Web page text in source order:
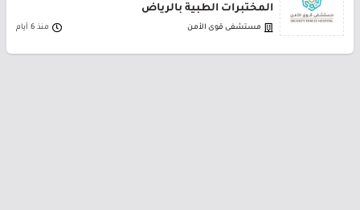
المختبرات الطبية بالرياض
مستشفى قوى الأمن منذ 6 أيام